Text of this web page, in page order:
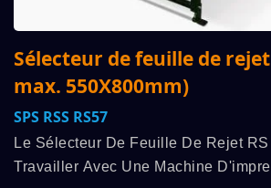
Sélecteur de feuille de
max. 550X800mm)
SPS RSS RS57
Le Sélecteur De Feuille De Rejet
Travailler Avec Une Machine